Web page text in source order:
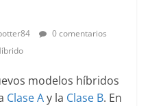
0 comentarios
modelos híbridos
Clase Ay la Clase B. En